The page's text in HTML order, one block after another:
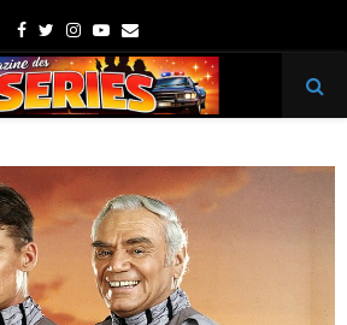
Facebook
TwitterInstagram
Youtube
Email